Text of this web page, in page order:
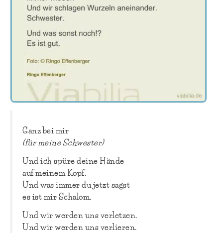
Ganz bei mir
(für meine Schwester)
Und ich spüre deine Hände
auf meinem Kopf.
Und was immer du jetzt sagst
es ist mir Schalom.
Und wir werden uns verletzen.
Und wir werden uns verlieren.